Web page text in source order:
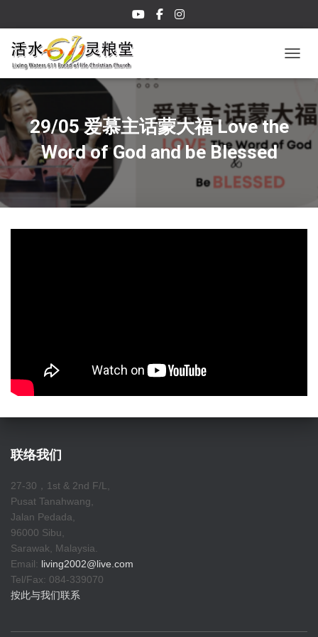
29/05 爱慕主话蒙大福 Love the
Word of God and be Blessed
联络我们
27-30，1st & 2nd F/L,
Pusat Tanahwang,
Jalan Pedada,
96000 Sibu,
Sarawak, Malaysia.
Email: living2002@live.com
Tel/Fax: 084-339070
按此与我们联系